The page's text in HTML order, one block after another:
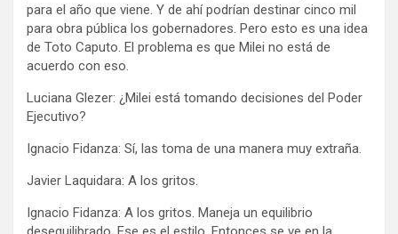
para el año que viene. Y de ahí podrían destinar cinco mil
para obra pública los gobernadores. Pero esto es una idea
de Toto Caputo. El problema es que Milei no está de
acuerdo con eso.
Luciana Glezer: ¿Milei está tomando decisiones del Poder
Ejecutivo?
Ignacio Fidanza: Sí, las toma de una manera muy extraña.
Javier Laquidara: A los gritos.
Ignacio Fidanza: A los gritos. Maneja un equilibrio